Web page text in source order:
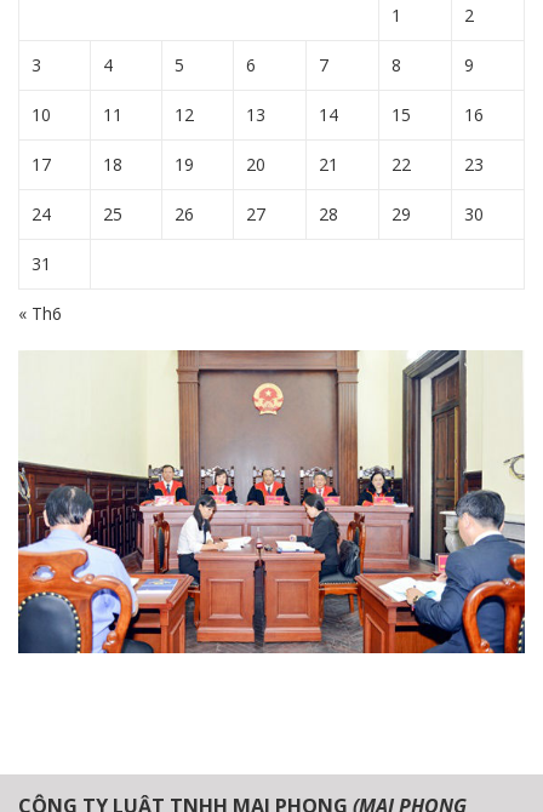
1 2
3 4 5 6 7 8 9
10 11 12 13 14 15 16
17 18 19 20 21 22 23
24 25 26 27 28 29 30
31
« Th6
CÔNG TY LUẬT TNHH MAI PHONG (MAI PHONG